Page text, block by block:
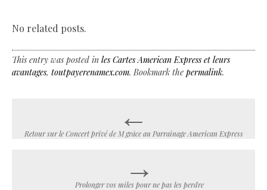
No related posts.
This entry was posted in les Cartes American Express et leurs
avantages, toutpayerenamex.com. Bookmark the permalink.
navigation
←
Retour sur le Concert privé de M grâce au Parrainage American Express
→
Prolonger vos miles pour ne pas les perdre